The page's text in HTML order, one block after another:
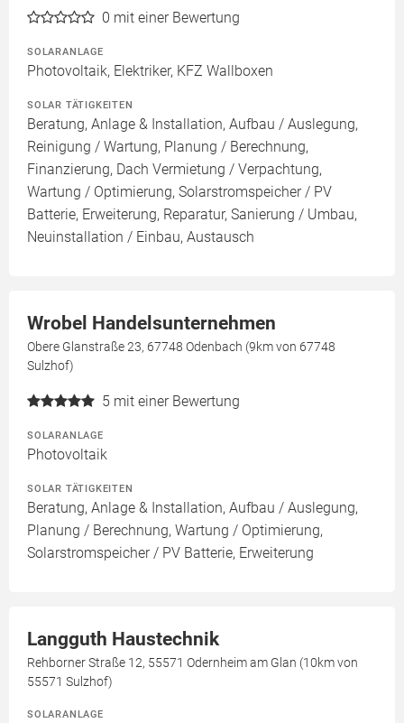
0 mit einer Bewertung
SOLARANLAGE
Photovoltaik, Elektriker, KFZ Wallboxen
SOLAR TÄTIGKEITEN
Beratung, Anlage & Installation, Aufbau / Auslegung,
Reinigung / Wartung, Planung / Berechnung,
Finanzierung, Dach Vermietung / Verpachtung,
Wartung / Optimierung, Solarstromspeicher / PV
Batterie, Erweiterung, Reparatur, Sanierung / Umbau,
Neuinstallation / Einbau, Austausch
Wrobel Handelsunternehmen
Obere Glanstraße 23, 67748 Odenbach (9km von 67748
Sulzhof)
5 mit einer Bewertung
SOLARANLAGE
Photovoltaik
SOLAR TÄTIGKEITEN
Beratung, Anlage & Installation, Aufbau / Auslegung,
Planung / Berechnung, Wartung / Optimierung,
Solarstromspeicher / PV Batterie, Erweiterung
Langguth Haustechnik
Rehborner Straße 12, 55571 Odernheim am Glan (10km von
55571 Sulzhof)
SOLARANLAGE